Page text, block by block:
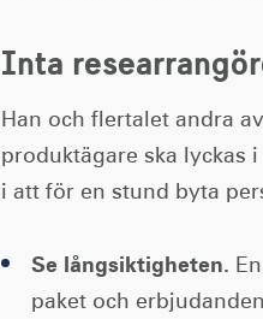
Inta
Han och flertalet andra
produktägare ska lyckas
i att för en stund byta
Se långsiktigheten.
paket och